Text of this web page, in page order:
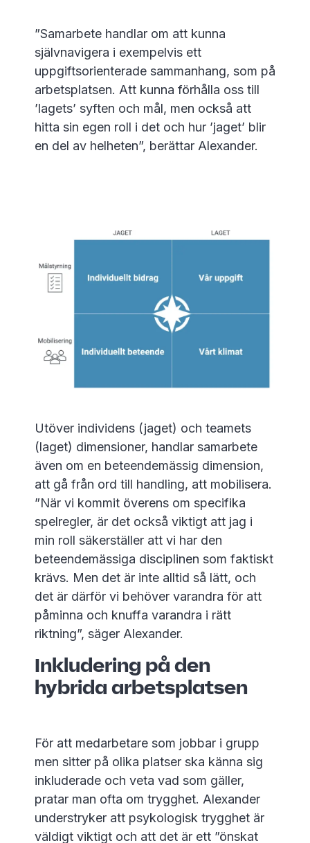
”Samarbete handlar om att kunna
självnavigera i exempelvis ett
uppgiftsorienterade sammanhang, som på
arbetsplatsen. Att kunna förhålla oss till
’lagets’ syften och mål, men också att
hitta sin egen roll i det och hur ’jaget’ blir
en del av helheten”, berättar Alexander.
Utöver individens (jaget) och teamets
(laget) dimensioner, handlar samarbete
även om en beteendemässig dimension,
att gå från ord till handling, att mobilisera.
”När vi kommit överens om specifika
spelregler, är det också viktigt att jag i
min roll säkerställer att vi har den
beteendemässiga disciplinen som faktiskt
krävs. Men det är inte alltid så lätt, och
det är därför vi behöver varandra för att
påminna och knuffa varandra i rätt
riktning”, säger Alexander.
Inkludering på den
hybrida arbetsplatsen
För att medarbetare som jobbar i grupp
men sitter på olika platser ska känna sig
inkluderade och veta vad som gäller,
pratar man ofta om trygghet. Alexander
understryker att psykologisk trygghet är
väldigt viktigt och att det är ett ”önskat